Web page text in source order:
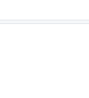
uno dei più
piatti tipici a base